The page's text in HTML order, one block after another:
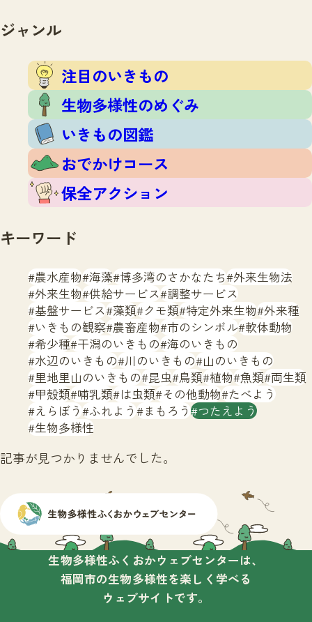
生物多様性のめぐみ
おでかけコース
保全アクション
調査レポート
調査レポートTOP
調査結果
ふくおかいきものマップ
マッチング
マッチングTOP
掲載申し込みフォーム
お問合せ
生物多様性ふくおかウェブセンターとは
サイトマップ
ジャンル
注目のいきもの
生物多様性のめぐみ
いきもの図鑑
おでかけコース
保全アクション
キーワード
農水産物 海藻 博多湾のさかなたち 外来生物法
外来生物 供給サービス 調整サービス
基盤サービス 藻類 クモ類 特定外来生物 外来種
いきもの観察 農畜産物 市のシンボル 軟体動物
希少種 干潟のいきもの 海のいきもの
水辺のいきもの 川のいきもの 山のいきもの
里地里山のいきもの 昆虫 鳥類 植物 魚類 両生類
甲殻類 哺乳類 は虫類 その他動物 たべよう
えらぼう ふれよう まもろう つたえよう
生物多様性
記事が見つかりませんでした。
生物多様性ふくおかウェブセンターは、
福岡市の生物多様性を楽しく学べる
ウェブサイトです。